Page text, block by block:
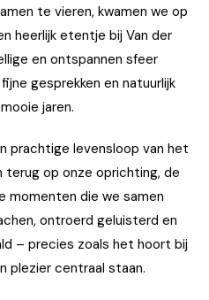
te vieren, kwamen we op
heerlijk etentje bij Van der
en ontspannen sfeer
gesprekken en natuurlijk
jaren.
prachtige levensloop van het
terug op onze oprichting, de
momenten die we samen
ontroerd geluisterd en
– precies zoals het hoort bij
plezier centraal staan.